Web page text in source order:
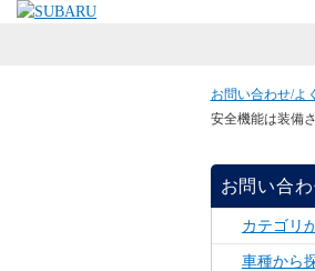
お問い合わせ/よ
安全機能は装備
お問い合
カテゴリ
車種から